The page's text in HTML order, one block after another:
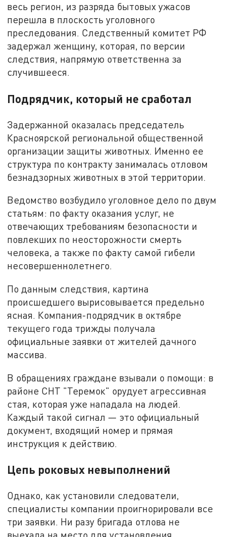
весь регион, из разряда бытовых ужасов
перешла в плоскость уголовного
преследования. Следственный комитет РФ
задержал женщину, которая, по версии
следствия, напрямую ответственна за
случившееся.
Подрядчик, который не сработал
Задержанной оказалась председатель
Красноярской региональной общественной
организации защиты животных. Именно ее
структура по контракту занималась отловом
безнадзорных животных в этой территории.
Ведомство возбудило уголовное дело по двум
статьям: по факту оказания услуг, не
отвечающих требованиям безопасности и
повлекших по неосторожности смерть
человека, а также по факту самой гибели
несовершеннолетнего.
По данным следствия, картина
происшедшего вырисовывается предельно
ясная. Компания-подрядчик в октябре
текущего года трижды получала
официальные заявки от жителей дачного
массива.
В обращениях граждане взывали о помощи: в
районе СНТ "Теремок" орудует агрессивная
стая, которая уже нападала на людей.
Каждый такой сигнал — это официальный
документ, входящий номер и прямая
инструкция к действию.
Цепь роковых невыполнений
Однако, как установили следователи,
специалисты компании проигнорировали все
три заявки. Ни разу бригада отлова не
выехала на место для установления